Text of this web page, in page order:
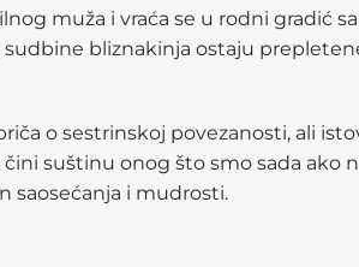
muža i vraća se u rodni gradić
bliznakinja ostaju
o sestrinskoj povezanosti, ali
suštinu onog što smo sada ako
saosećanja i mudrosti.